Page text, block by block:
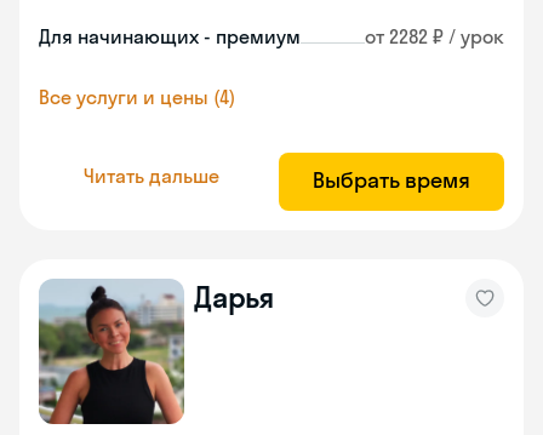
Для начинающих - премиум от 2282 ₽ / урок
Все услуги и цены (4)
Читать дальше Выбрать время
Дарья